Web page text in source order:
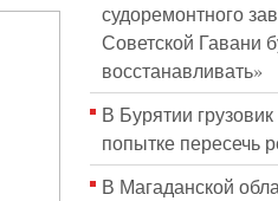
судоремонтного
Советской Гавани
восстанавливать»
В Бурятии
попытке пересечь
В Магаданской